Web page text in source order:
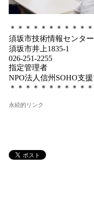
＊＊＊＊＊＊＊＊＊＊
須坂市技術情報センター
須坂市井上1835-1
026-251-2255
指定管理者
NPO法人信州SOHO支
＊＊＊＊＊＊＊＊＊＊
永続的リンク